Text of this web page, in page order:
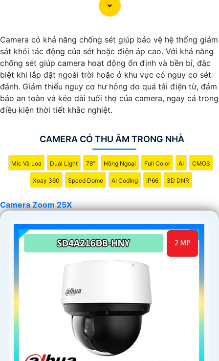
xa một cách dễ dàng và chính xác.
Với công nghệ tiên tiến, Camera Zoom 25X có khả năng
toàn bộ không gian một cách hoàn toàn tự động.
Với tính năng cảm biến chuyển động và cảnh báo thông
minh, Camera Zoom 25X giúp bạn nhận biết và phát hiện
sự cố sớm, từ đó bảo vệ an ninh cho ngôi nhà hoặc doanh
nghiệp của bạn.
Camera Zoom 25X được thiết kế nhỏ gọn, dễ lắp đặt và
ứng dụng linh hoạt trong nhiều môi trường khác nhau, từ
Với Camera Zoom 25X, bạn hoàn toàn yên tâm về việc
quan sát và giám sát từ xa mọi lúc, mọi nơi mà không gặp
bất kỳ khó khăn nào.
Camera có khả năng chống sét giúp bảo vệ hệ thống giám
sát khỏi tác động của sét hoặc điện áp cao. Với khả năng
chống sét giúp camera hoạt động ổn định và bền bỉ, đặc
biệt khi lắp đặt ngoài trời hoặc ở khu vực có nguy cơ sét
đánh. Giảm thiểu nguy cơ hư hỏng do quá tải điện từ, đảm
bảo an toàn và kéo dài tuổi thọ của camera, ngay cả trong
điều kiện thời tiết khắc nghiệt.
CAMERA CÓ THU ÂM TRONG NHÀ
Mic Và Loa Dual Light 78° Hồng Ngoại Full Color AI CMOS
Xoay 360 Speed Dome AI Coding IP66 3D DNR
Camera Zoom 25X